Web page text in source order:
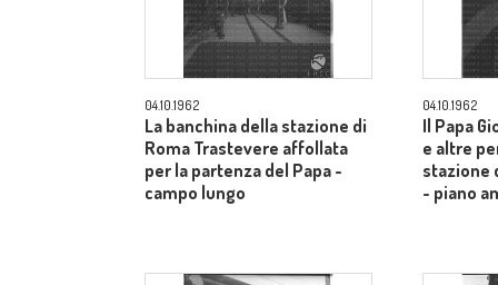
04.10.1962
La banchina della stazione di
Roma Trastevere affollata
per la partenza del Papa -
campo lungo
04.10.1962
Il Papa
e altre
stazione
- piano